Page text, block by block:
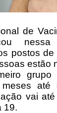
de
nessa
postos
estão
até
vai
19.